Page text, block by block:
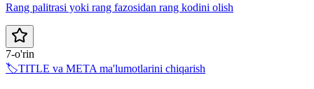
Rang palitrasi yoki rang fazosidan rang kodini olish
7-o'rin
🏷️TITLE va META ma'lumotlarini chiqarish